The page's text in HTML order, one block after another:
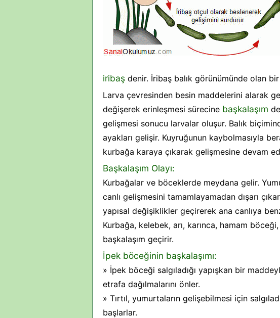
iribaş denir. İribaş balık görünümünde olan bir
Larva çevresinden besin maddelerini alarak
değişerek erinleşmesi sürecine başkalaşım
gelişmesi sonucu larvalar oluşur. Balık
ayakları gelişir. Kuyruğunun kaybolmasıyla
kurbağa karaya çıkarak gelişmesine devam
Başkalaşım Olayı:
Kurbağalar ve böceklerde meydana gelir.
canlı gelişmesini tamamlayamadan dışarı
yapısal değişiklikler geçirerek ana canlıya
Kurbağa, kelebek, arı, karınca, hamam
başkalaşım geçirir.
İpek böceğinin başkalaşımı:
» İpek böceği salgıladığı yapışkan bir
etrafa dağılmalarını önler.
» Tırtıl, yumurtaların gelişebilmesi için
başlarlar.